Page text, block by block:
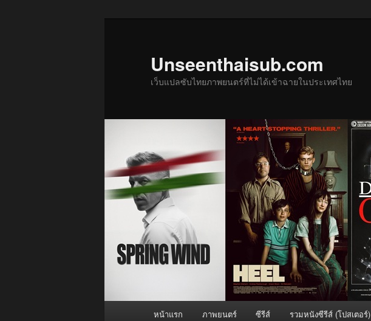
Unseenthaisub.com
เว็บแปลซับไทยภาพยนตร์ที่ไม่ได้เข้าฉายในประเทศไทย
หน้าแรก ภาพยนตร์ ซีรีส์ รวมหนังซีรีส์ (โปสเตอร์)